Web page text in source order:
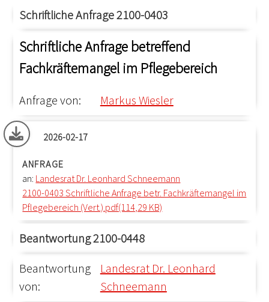
Schriftliche Anfrage 2100-0403
Schriftliche Anfrage betreffend
Fachkräftemangel im Pflegebereich
Anfrage von: Markus Wiesler
2026-02-17
ANFRAGE
an: Landesrat Dr. Leonhard Schneemann
2100-0403 Schriftliche Anfrage betr. Fachkräftemangel im
Pflegebereich (Vert.).pdf(114,29 KB)
Beantwortung 2100-0448
Beantwortung
von:
Landesrat Dr. Leonhard
Schneemann